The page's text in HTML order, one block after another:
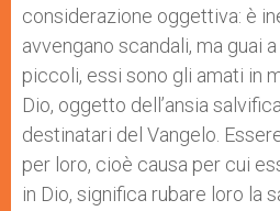
considerazione oggettiva: è
avvengano scandali, ma guai
piccoli, essi sono gli amati in
Dio, oggetto dell’ansia
destinatari del Vangelo.
per loro, cioè causa per cui
in Dio, significa rubare loro la